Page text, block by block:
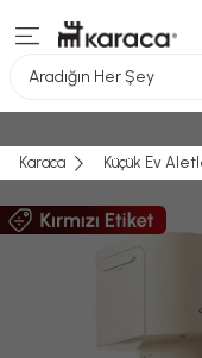
Aradığın Her Şey
Karaca Küçük Ev